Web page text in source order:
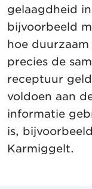
gelaagdheid
bijvoorbeeld
hoe
precies de
receptuur
voldoen aan
informatie
is,
Karmiggelt.